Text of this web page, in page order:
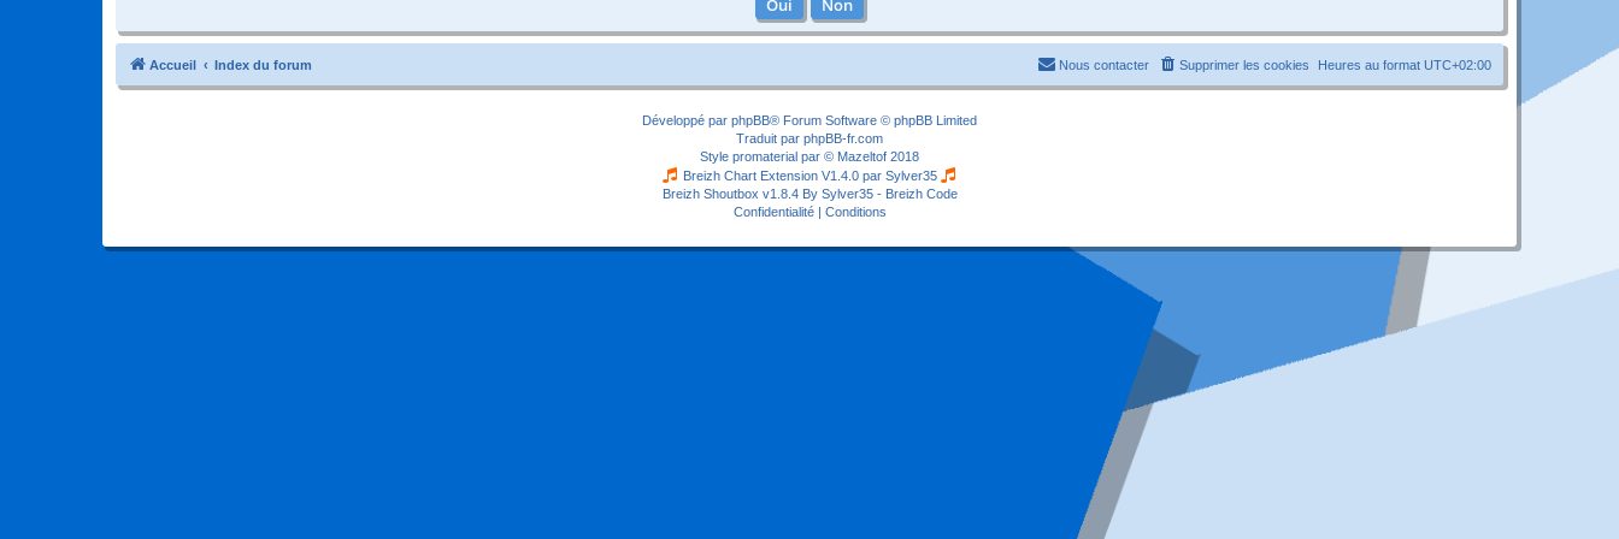
Accueil Index du forum Heures au format UTC+02:00
Supprimer les cookies
Nous contacter
Développé par phpBB® Forum Software © phpBB Limited
Traduit par phpBB-fr.com
Style promaterial par © Mazeltof 2018
Breizh Chart Extension V1.4.0 par Sylver35
Breizh Shoutbox v1.8.4 By Sylver35 - Breizh Code
Confidentialité| Conditions